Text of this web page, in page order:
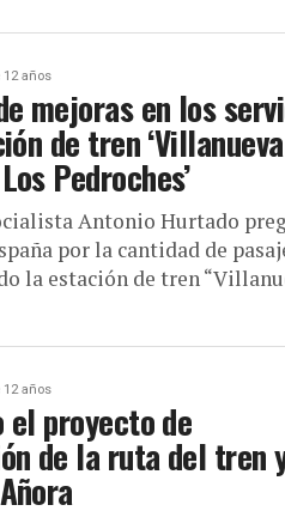
12 años
mejoras en los
de tren
Pedroches’
Antonio Hurtado
por la cantidad de
la estación de tren
12 años
el proyecto de
de la ruta del tren